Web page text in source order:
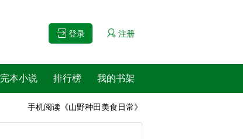
登录 注册
完本小说 排行榜 我的书架
手机阅读《山野种田美食日常》